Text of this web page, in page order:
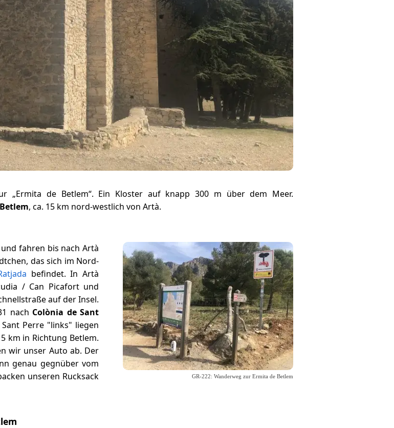
„Ermita de Betlem“. Ein Kloster auf knapp 300 m über dem Meer.
, ca. 15 km nord-westlich von Artà.
fahren bis nach Artà
das sich im Nord-
befindet. In Artà
/ Can Picafort und
auf der Insel.
nach Colònia de Sant
Perre "links" liegen
km in Richtung Betlem.
wir unser Auto ab. Der
genau gegnüber vom
unseren Rucksack
GR-222: Wanderweg zur Ermita de Betlem